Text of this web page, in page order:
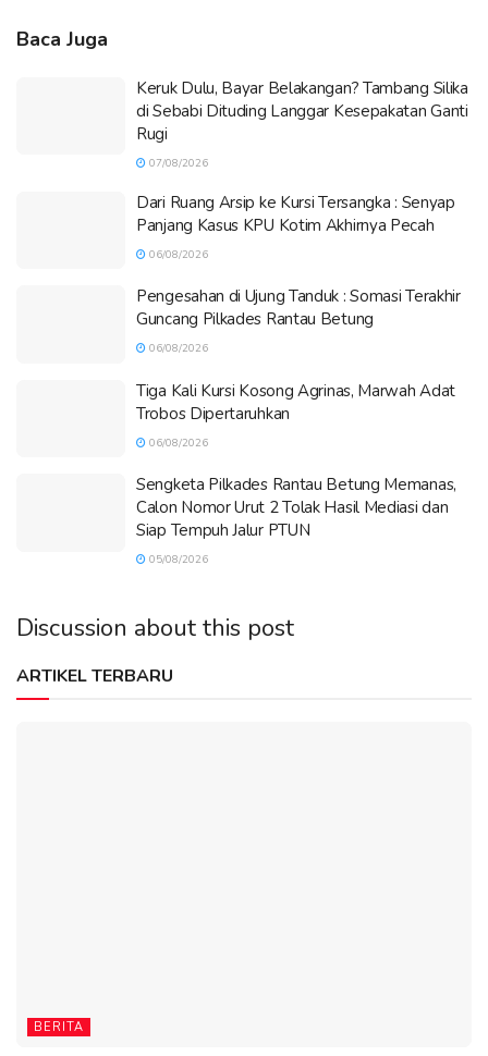
Baca Juga
Keruk Dulu, Bayar Belakangan? Tambang Silika
di Sebabi Dituding Langgar Kesepakatan Ganti
Rugi
07/08/2026
Dari Ruang Arsip ke Kursi Tersangka : Senyap
Panjang Kasus KPU Kotim Akhirnya Pecah
06/08/2026
Pengesahan di Ujung Tanduk : Somasi Terakhir
Guncang Pilkades Rantau Betung
06/08/2026
Tiga Kali Kursi Kosong Agrinas, Marwah Adat
Trobos Dipertaruhkan
06/08/2026
Sengketa Pilkades Rantau Betung Memanas,
Calon Nomor Urut 2 Tolak Hasil Mediasi dan
Siap Tempuh Jalur PTUN
05/08/2026
Discussion about this post
ARTIKEL TERBARU
BERITA